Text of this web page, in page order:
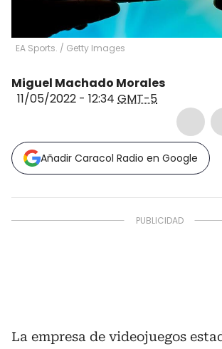
EA Sports. / Getty Images
Miguel Machado Morales
11/05/2022 - 12:34 GMT-5
Añadir Caracol Radio en Google
La empresa de videojuegos